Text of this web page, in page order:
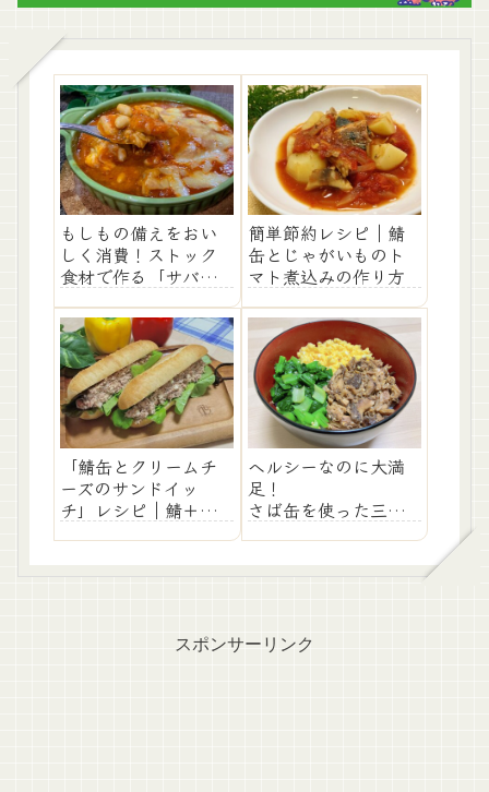
もしもの備えをおい
しく消費！ストック
食材で作る「サバ缶
せ」レシピ
簡単節約レシピ｜鯖
缶とじゃがいものト
マト煮込みの作り方
「鯖缶とクリームチ
ーズのサンドイッ
チ」レシピ｜鯖＋ト
ヘルシーなのに大満
足！
さば缶を使った三色
スポンサーリンク